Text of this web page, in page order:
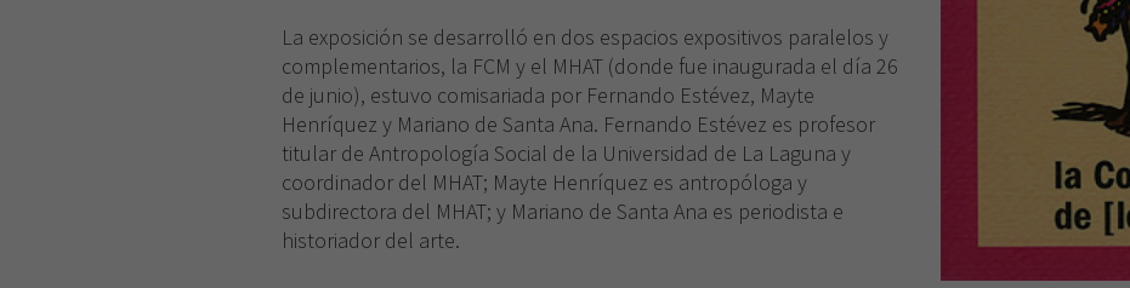
La exposición se desarrolló en dos espacios expositivos paralelos y
complementarios, la FCM y el MHAT (donde fue inaugurada el día 26
de junio), estuvo comisariada por Fernando Estévez, Mayte
Henríquez y Mariano de Santa Ana. Fernando Estévez es profesor
titular de Antropología Social de la Universidad de La Laguna y
coordinador del MHAT; Mayte Henríquez es antropóloga y
subdirectora del MHAT; y Mariano de Santa Ana es periodista e
historiador del arte.